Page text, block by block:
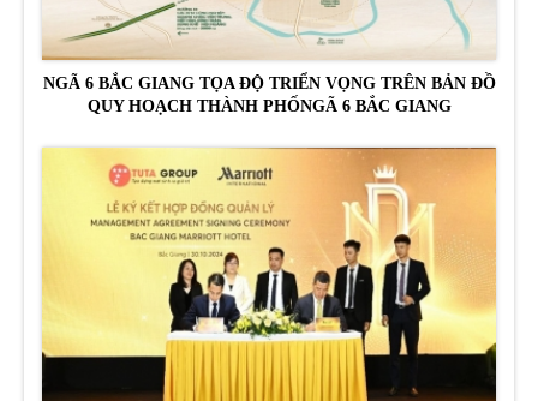
NGÃ 6 BẮC GIANG TỌA ĐỘ TRIỂN VỌNG TRÊN BẢN ĐỒ
QUY HOẠCH THÀNH PHỐNGÃ 6 BẮC GIANG